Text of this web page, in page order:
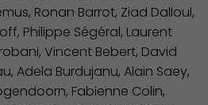
Ronan Barrot, Ziad Dalloul,
Philippe Ségéral, Laurent
Vincent Bebert, David
Adela Burdujanu, Alain Saey,
Fabienne Colin,